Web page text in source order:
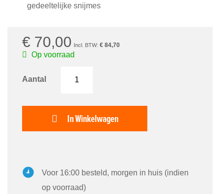
gedeeltelijke snijmes
€ 70,00 € 84,70
Op voorraad
Aantal
In Winkelwagen
Voor 16:00 besteld, morgen in huis (indien
op voorraad)
gallerij